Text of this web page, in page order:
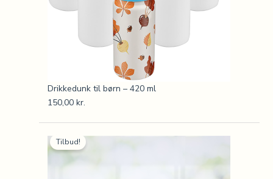
Drikkedunk til børn – 420 ml
150,00 kr.
Tilbud!